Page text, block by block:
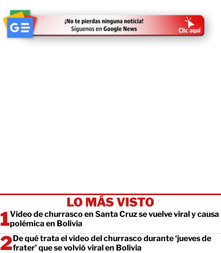
LO MÁS VISTO
Video de churrasco en Santa Cruz se vuelve viral y causa
polémica en Bolivia
De qué trata el video del churrasco durante ‘jueves de
frater’ que se volvió viral en Bolivia